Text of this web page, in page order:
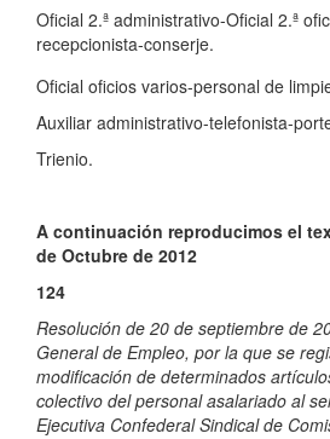
Oficial 2.ª administrativo-Oficial 2.ª
recepcionista-conserje.
Oficial oficios varios-personal de
Auxiliar administrativo-telefonista-
Trienio.
A continuación reproducimos el
de Octubre de 2012
124
Resolución de 20 de septiembre de
General de Empleo, por la que se
modificación de determinados
colectivo del personal asalariado al
Ejecutiva Confederal Sindical de